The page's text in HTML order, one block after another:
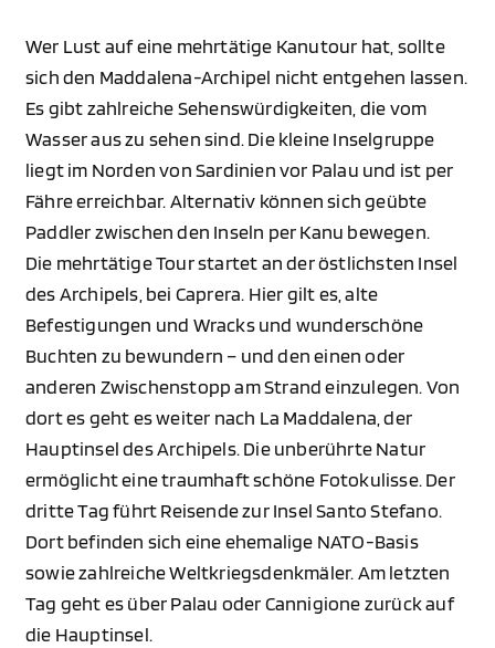
Wer Lust auf eine mehrtätige Kanutour hat, sollte
sich den Maddalena-Archipel nicht entgehen lassen.
Es gibt zahlreiche Sehenswürdigkeiten, die vom
Wasser aus zu sehen sind. Die kleine Inselgruppe
liegt im Norden von Sardinien vor Palau und ist per
Fähre erreichbar. Alternativ können sich geübte
Paddler zwischen den Inseln per Kanu bewegen.
Die mehrtätige Tour startet an der östlichsten Insel
des Archipels, bei Caprera. Hier gilt es, alte
Befestigungen und Wracks und wunderschöne
Buchten zu bewundern – und den einen oder
anderen Zwischenstopp am Strand einzulegen. Von
dort es geht es weiter nach La Maddalena, der
Hauptinsel des Archipels. Die unberührte Natur
ermöglicht eine traumhaft schöne Fotokulisse. Der
dritte Tag führt Reisende zur Insel Santo Stefano.
Dort befinden sich eine ehemalige NATO-Basis
sowie zahlreiche Weltkriegsdenkmäler. Am letzten
Tag geht es über Palau oder Cannigione zurück auf
die Hauptinsel.